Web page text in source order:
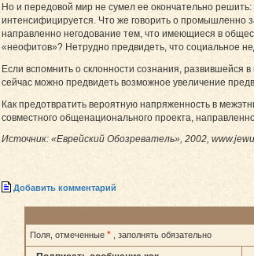
Но и передовой мир не сумел ее окончательно
интенсифицируется. Что же говорить о промышленно
направленно негодование тем, что имеющиеся в
«нео­фи­тов»? Нетрудно предвидеть, что социальное
Если вспомнить о склонности сознания, развившейся
сейчас можно предвидеть возможное увеличение
Как предотвратить вероятную напряженность в
совместного общенационального проекта,
Источник: «Еврейский Обозреватель», 2002,
Добавить комментарий
Поля, отмеченные * , заполнять обязательно